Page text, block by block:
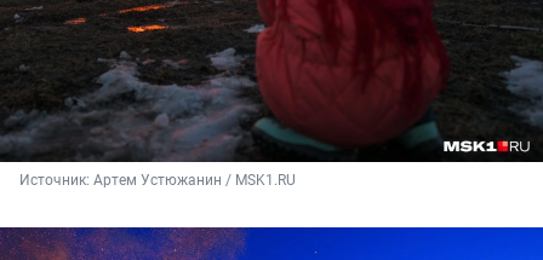
Источник: Артем Устюжанин / MSK1.RU